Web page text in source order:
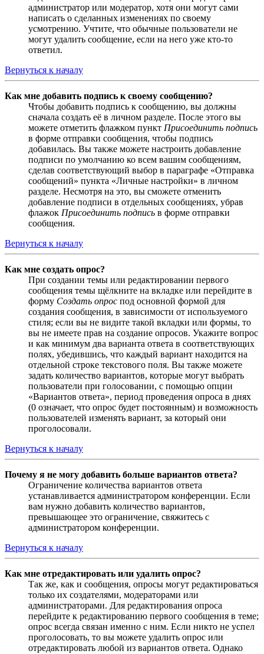
администратор или модератор, хотя они могут сами
написать о сделанных изменениях по своему
усмотрению. Учтите, что обычные пользователи не
могут удалить сообщение, если на него уже кто-то
ответил.
Вернуться к началу
Как мне добавить подпись к своему сообщению?
Чтобы добавить подпись к сообщению, вы должны
сначала создать её в личном разделе. После этого вы
можете отметить флажком пункт Присоединить подпись
в форме отправки сообщения, чтобы подпись
добавилась. Вы также можете настроить добавление
подписи по умолчанию ко всем вашим сообщениям,
сделав соответствующий выбор в параграфе «Отправка
сообщений» пункта «Личные настройки» в личном
разделе. Несмотря на это, вы сможете отменить
добавление подписи в отдельных сообщениях, убрав
флажок Присоединить подпись в форме отправки
сообщения.
Вернуться к началу
Как мне создать опрос?
При создании темы или редактировании первого
сообщения темы щёлкните на вкладке или перейдите в
форму Создать опрос под основной формой для
создания сообщения, в зависимости от используемого
стиля; если вы не видите такой вкладки или формы, то
вы не имеете прав на создание опросов. Укажите вопрос
и как минимум два варианта ответа в соответствующих
полях, убедившись, что каждый вариант находится на
отдельной строке текстового поля. Вы также можете
задать количество вариантов, которые могут выбрать
пользователи при голосовании, с помощью опции
«Вариантов ответа», период проведения опроса в днях
(0 означает, что опрос будет постоянным) и возможность
пользователей изменять вариант, за который они
проголосовали.
Вернуться к началу
Почему я не могу добавить больше вариантов ответа?
Ограничение количества вариантов ответа
устанавливается администратором конференции. Если
вам нужно добавить количество вариантов,
превышающее это ограничение, свяжитесь с
администратором конференции.
Вернуться к началу
Как мне отредактировать или удалить опрос?
Так же, как и сообщения, опросы могут редактироваться
только их создателями, модераторами или
администраторами. Для редактирования опроса
перейдите к редактированию первого сообщения в теме;
опрос всегда связан именно с ним. Если никто не успел
проголосовать, то вы можете удалить опрос или
отредактировать любой из вариантов ответа. Однако